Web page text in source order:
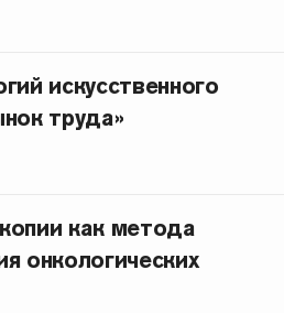
искусственного
труда»
как метода
онкологических